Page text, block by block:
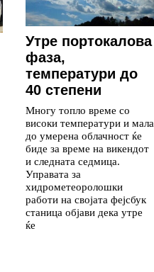
Утре портокалова
фаза,
температури до
40 степени
Многу топло време со
високи температури и мала
до умерена облачност ќе
биде за време на викендот
и следната седмица.
Управата за
хидрометеоролошки
работи на својата фејсбук
станица објави дека утре
ќе